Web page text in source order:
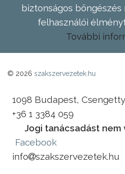
biztonságos
felhasználói
További
© 2026 szakszervezetek.hu
1098 Budapest,
+36 1 3384 059
Jogi tanácsadást nem
Facebook
info
szakszervezetek.hu